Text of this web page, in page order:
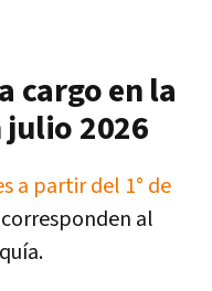
cargo en la
julio 2026
a partir del 1° de
al